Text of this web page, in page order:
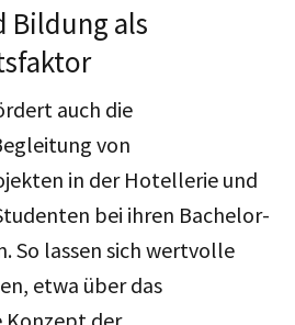
Bildung als
auch die
von
in der Hotellerie und
bei ihren Bachelor-
So lassen sich wertvolle
etwa über das